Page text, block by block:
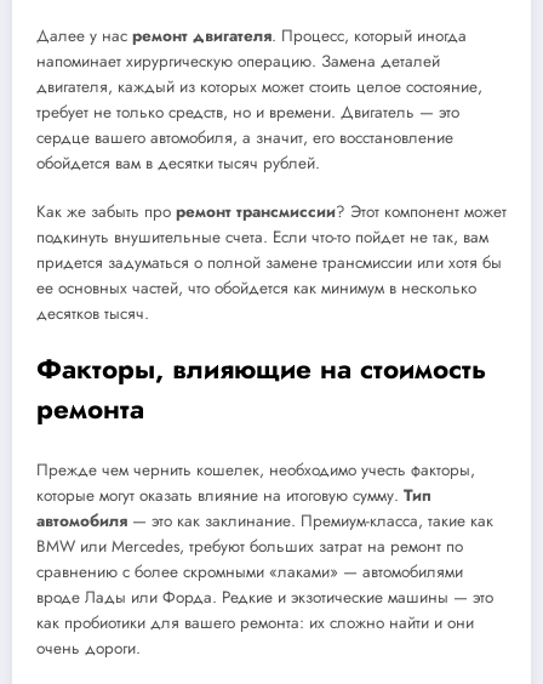
Далее у нас ремонт двигателя. Процесс, который иногда
напоминает хирургическую операцию. Замена деталей
двигателя, каждый из которых может стоить целое состояние,
требует не только средств, но и времени. Двигатель — это
сердце вашего автомобиля, а значит, его восстановление
обойдется вам в десятки тысяч рублей.
Как же забыть про ремонт трансмиссии? Этот компонент может
подкинуть внушительные счета. Если что-то пойдет не так, вам
придется задуматься о полной замене трансмиссии или хотя бы
ее основных частей, что обойдется как минимум в несколько
десятков тысяч.
Факторы, влияющие на стоимость
ремонта
Прежде чем чернить кошелек, необходимо учесть факторы,
которые могут оказать влияние на итоговую сумму. Тип
автомобиля — это как заклинание. Премиум-класса, такие как
BMW или Mercedes, требуют больших затрат на ремонт по
сравнению с более скромными «лаками» — автомобилями
вроде Лады или Форда. Редкие и экзотические машины — это
как пробиотики для вашего ремонта: их сложно найти и они
очень дороги.